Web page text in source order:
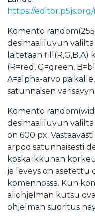
https://
Komento
desimaaliluvun
laitetaan fill(R,G,B,A)
(R=red, G=green,
A=alpha-arvo
satunnaisen värisävyn.
Komento
desimaaliluvun
on 600 px.
arpoo satunnaisesti
koska ikkunan
ja leveys on asetettu
komennossa. Kun
aliohjelman kutsu
ohjelman suoritus